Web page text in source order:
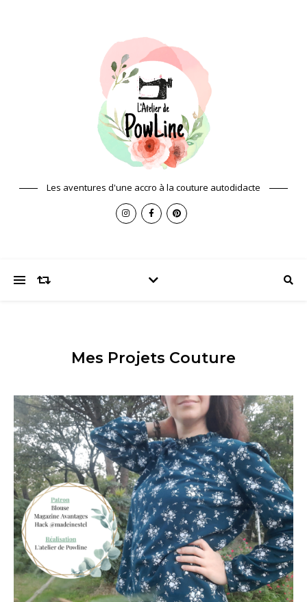
Les aventures d'une accro à la couture autodidacte
Mes Projets Couture